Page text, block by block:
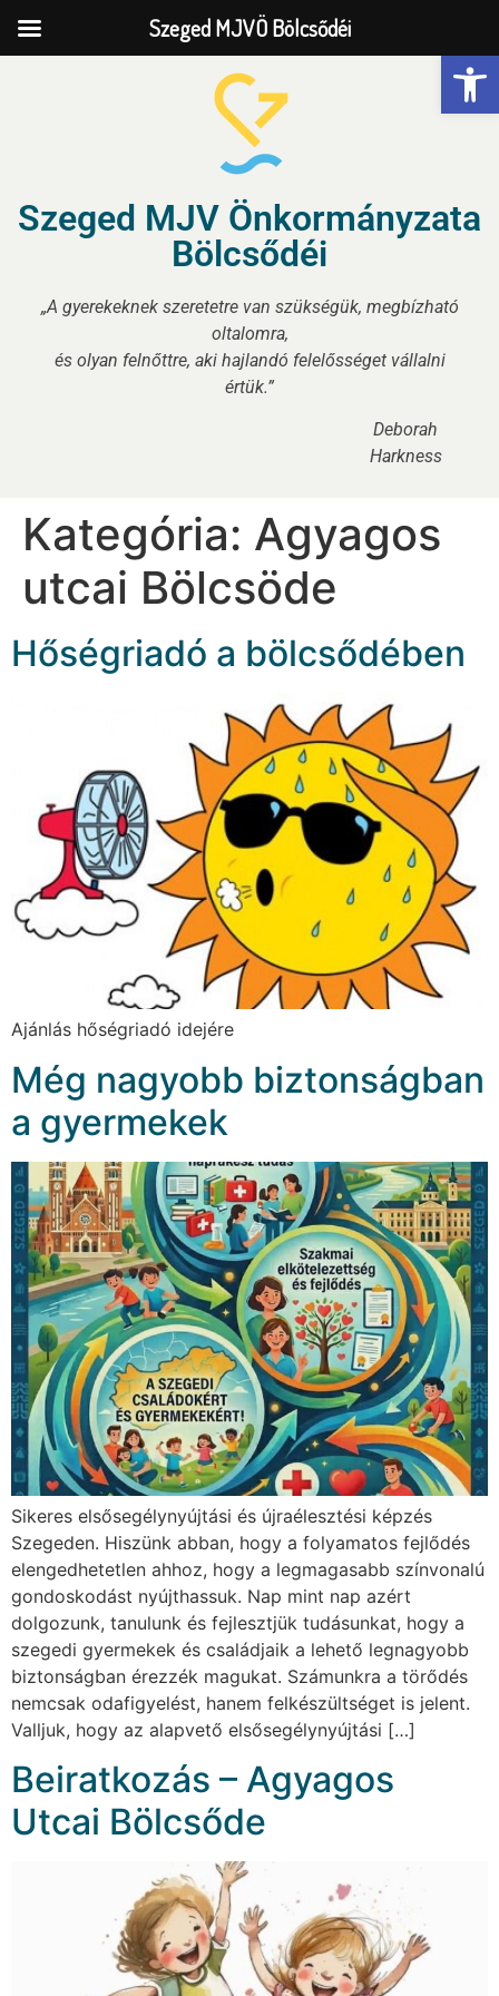
Szeged MJV Önkormányzata
Bölcsődéi
„A gyerekeknek szeretetre van szükségük, megbízható
oltalomra,
és olyan felnőttre, aki hajlandó felelősséget vállalni
értük.”
Deborah
Harkness
Kategória: Agyagos
utcai Bölcsöde
Hőségriadó a bölcsődében
Ajánlás hőségriadó idejére
Még nagyobb biztonságban
a gyermekek
Sikeres elsősegélynyújtási és újraélesztési képzés
Szegeden. Hiszünk abban, hogy a folyamatos fejlődés
elengedhetetlen ahhoz, hogy a legmagasabb színvonalú
gondoskodást nyújthassuk. Nap mint nap azért
dolgozunk, tanulunk és fejlesztjük tudásunkat, hogy a
szegedi gyermekek és családjaik a lehető legnagyobb
biztonságban érezzék magukat. Számunkra a törődés
nemcsak odafigyelést, hanem felkészültséget is jelent.
Valljuk, hogy az alapvető elsősegélynyújtási […]
Beiratkozás – Agyagos
Utcai Bölcsőde
Szeged MJVÖ Bölcsődéi